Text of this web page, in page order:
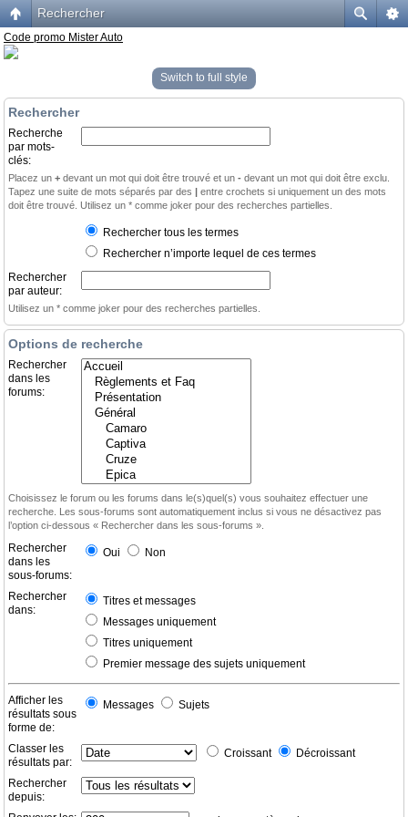
Rechercher
Code promo Mister Auto
Switch to full style
Rechercher
Recherche
par mots-
clés:
Placez un + devant un mot qui doit être trouvé et un - devant un mot qui doit être exclu.
Tapez une suite de mots séparés par des | entre crochets si uniquement un des mots
doit être trouvé. Utilisez un * comme joker pour des recherches partielles.
Rechercher tous les termes
Rechercher n’importe lequel de ces termes
Rechercher
par auteur:
Utilisez un * comme joker pour des recherches partielles.
Options de recherche
Rechercher
dans les
forums:
Choisissez le forum ou les forums dans le(s)quel(s) vous souhaitez effectuer une
recherche. Les sous-forums sont automatiquement inclus si vous ne désactivez pas
l’option ci-dessous « Rechercher dans les sous-forums ».
Rechercher
dans les
sous-forums:
Oui Non
Rechercher
dans:
Titres et messages
Messages uniquement
Titres uniquement
Premier message des sujets uniquement
Afficher les
résultats sous
forme de:
Messages Sujets
Classer les
résultats par:
Croissant Décroissant
Rechercher
depuis: